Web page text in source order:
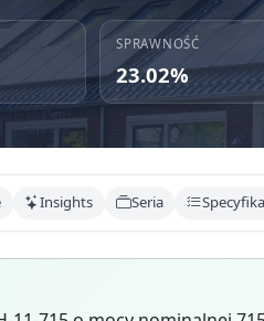
SPRAWNOŚĆ
23.02%
Insights Seria